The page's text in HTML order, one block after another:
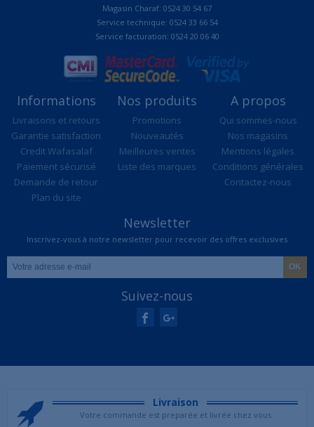
Magasin Charaf: 0524 30 54 67
Service technique: 0524 33 66 54
Service facturation: 0524 20 06 40
Informations
Livraisons et retours
Garantie satisfaction
Credit Wafasalaf
Paiement sécurisé
Demande de retour
Plan du site
Nos produits
Promotions
Nouveautés
Meilleures ventes
Liste des marques
A propos
Qui sommes-nous
Nos magasins
Mentions légales
Conditions générales
Contactez-nous
Newsletter
Inscrivez-vous à notre newsletter pour recevoir des offres exclusives
Suivez-nous
Livraison
Votre commande est preparée et livrée chez vous